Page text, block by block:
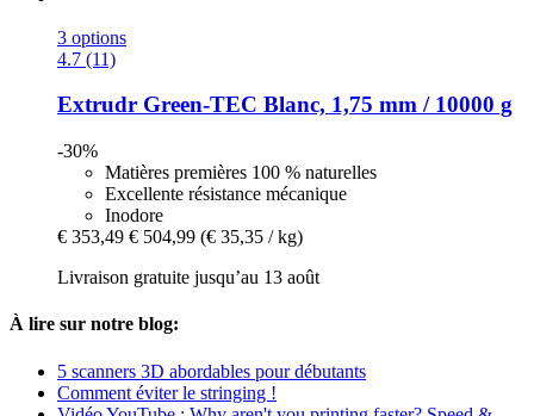
3 options
4.7 (11)
Extrudr Green-​TEC Blanc, 1,75 mm / 10000 g
-30%
Matières premières 100 % naturelles
Excellente résistance mécanique
Inodore
€ 353,49 € 504,99 (€ 35,35 / kg)
Livraison gratuite jusqu’au 13 août
À lire sur notre blog:
5 scanners 3D abordables pour débutants
Comment éviter le stringing !